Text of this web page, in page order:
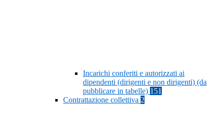
Incarichi conferiti e autorizzati ai
dipendenti (dirigenti e non dirigenti) (da
pubblicare in tabelle) 151
Contrattazione collettiva 2